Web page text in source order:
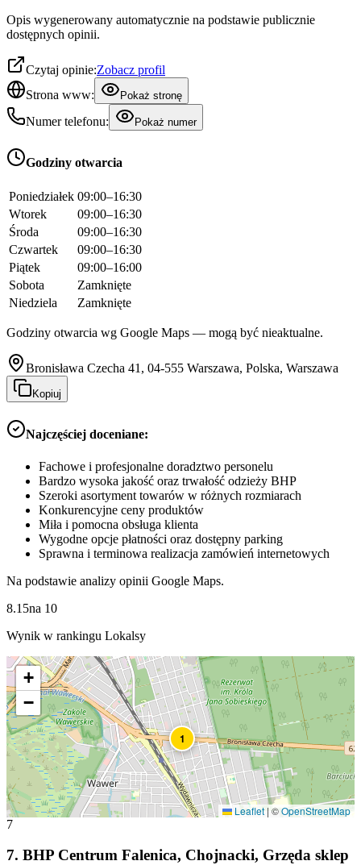
Opis wygenerowany automatycznie na podstawie publicznie
dostępnych opinii.
Czytaj opinie:Zobacz profil
Strona www:
Pokaż stronę
Numer telefonu: Pokaż numer
Godziny otwarcia
Poniedziałek 09:00–16:30
Wtorek
09:00–16:30
Środa
09:00–16:30
Czwartek
09:00–16:30
Piątek
09:00–16:00
Sobota
Zamknięte
Niedziela
Zamknięte
Godziny otwarcia wg Google Maps — mogą być nieaktualne.
Bronisława Czecha 41, 04-555 Warszawa, Polska, Warszawa
Kopiuj
Najczęściej doceniane:
Fachowe i profesjonalne doradztwo personelu
Bardzo wysoka jakość oraz trwałość odzieży BHP
Szeroki asortyment towarów w różnych rozmiarach
Konkurencyjne ceny produktów
Miła i pomocna obsługa klienta
Wygodne opcje płatności oraz dostępny parking
Sprawna i terminowa realizacja zamówień internetowych
Na podstawie analizy opinii Google Maps.
8.15na 10
Wynik w rankingu Lokalsy
1
+
−
Leaflet | ©OpenStreetMap
7
7. BHP Centrum Falenica, Chojnacki, Grzęda sklep